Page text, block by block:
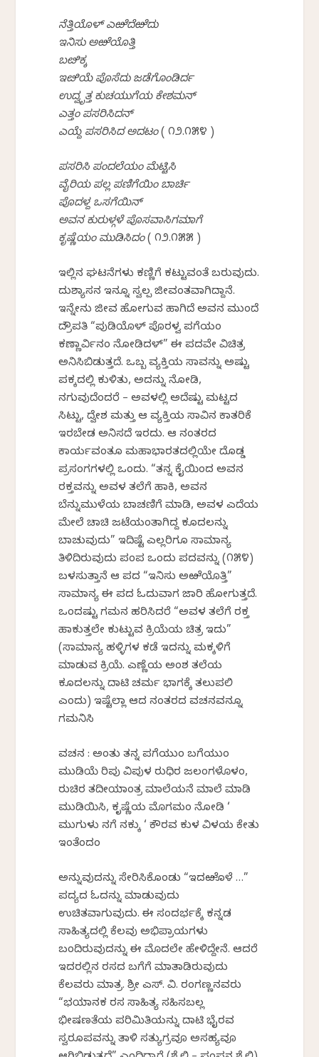
ನೆತ್ತಿಯೊಳ್ ಎಱೆದೆಱೆದು
ಇನಿಸು ಅಱೆಯೊತ್ತಿ
ಬೞಿಕ್ಕ
ಇೞಿಯೆ ಪೊಸೆದು ಜಡೆಗೊಂಡಿರ್ದ
ಉದ್ವೃತ್ತ ಕುಚಯುಗೆಯ ಕೇಶಮನ್
ಎತ್ತಂ ಪಸರಿಸಿದನ್
ಎಯ್ದೆ ಪಸರಿಸಿದ ಅದಟಂ( ೧೨.೧೫೪ )
ಪಸರಿಸಿ ಪಂದಲೆಯಂ ಮೆಟ್ಟಿಸಿ
ವೈರಿಯ ಪಲ್ಲ ಪಣಿಗೆಯಿಂ ಬಾರ್ಚಿ
ಪೊದಳ್ದ ಒಸಗೆಯಿನ್
ಅವನ ಕುರುಳ್ಗಳೆ ಪೊಸವಾಸಿಗಮಾಗೆ
ಕೃಷ್ಣೆಯಂ ಮುಡಿಸಿದಂ( ೧೨.೧೫೫ )
ಇಲ್ಲಿನ ಘಟನೆಗಳು ಕಣ್ಣಿಗೆ ಕಟ್ಟುವಂತೆ ಬರುವುದು.
ದುಶ್ಯಾಸನ ಇನ್ನೂ ಸ್ವಲ್ಪ ಜೀವಂತವಾಗಿದ್ದಾನೆ.
ಇನ್ನೇನು ಜೀವ ಹೋಗುವ ಹಾಗಿದೆ ಅವನ ಮುಂದೆ
ದ್ರೌಪತಿ “ಪುಡಿಯೊಳ್ ಪೊರಳ್ವ ಪಗೆಯಂ
ಕಣ್ಣಾರ್ವಿನಂ ನೋಡಿದಳ್” ಈ ಪದವೇ ವಿಚಿತ್ರ
ಅನಿಸಿಬಿಡುತ್ತದೆ. ಒಬ್ಬ ವ್ಯಕ್ತಿಯ ಸಾವನ್ನು ಅಷ್ಟು
ಪಕ್ಕದಲ್ಲಿ ಕುಳಿತು, ಅದನ್ನು ನೋಡಿ,
ನಗುವುದೆಂದರೆ – ಅವಳಲ್ಲಿ ಅದೆಷ್ಟು ಮಟ್ಟದ
ಸಿಟ್ಟು, ದ್ವೇಶ ಮತ್ತು ಆ ವ್ಯಕ್ತಿಯ ಸಾವಿನ ಕಾತರಿಕೆ
ಇರಬೇಡ ಅನಿಸದೆ ಇರದು. ಆ ನಂತರದ
ಕಾರ್ಯವಂತೂ ಮಹಾಭಾರತದಲ್ಲಿಯೇ ದೊಡ್ಡ
ಪ್ರಸಂಗಗಳಲ್ಲಿ ಒಂದು. “ತನ್ನ ಕೈಯಿಂದ ಅವನ
ರಕ್ತವನ್ನು ಅವಳ ತಲೆಗೆ ಹಾಕಿ, ಅವನ
ಬೆನ್ನುಮುಳೆಯ ಬಾಚಣಿಗೆ ಮಾಡಿ, ಅವಳ ಎದೆಯ
ಮೇಲೆ ಚಾಚಿ ಜಟೆಯಂತಾಗಿದ್ದ ಕೂದಲನ್ನು
ಬಾಚುವುದು” ಇದಿಷ್ಟೆ ಎಲ್ಲರಿಗೂ ಸಾಮಾನ್ಯ
ತಿಳಿದಿರುವುದು ಪಂಪ ಒಂದು ಪದವನ್ನು (೧೫೪)
ಬಳಸುತ್ತಾನೆ ಆ ಪದ “ಇನಿಸು ಅಱೆಯೊತ್ತಿ”
ಸಾಮಾನ್ಯ ಈ ಪದ ಓದುವಾಗ ಜಾರಿ ಹೋಗುತ್ತದೆ.
ಒಂದಷ್ಟು ಗಮನ ಹರಿಸಿದರೆ “ಅವಳ ತಲೆಗೆ ರಕ್ತ
ಹಾಕುತ್ತಲೇ ಕುಟ್ಟುವ ಕ್ರಿಯೆಯ ಚಿತ್ರ ಇದು”
(ಸಾಮಾನ್ಯ ಹಳ್ಳಿಗಳ ಕಡೆ ಇದನ್ನು ಮಕ್ಕಳಿಗೆ
ಮಾಡುವ ಕ್ರಿಯೆ. ಎಣ್ಣೆಯ ಅಂಶ ತಲೆಯ
ಕೂದಲನ್ನು ದಾಟಿ ಚರ್ಮ ಭಾಗಕ್ಕೆ ತಲುಪಲಿ
ಎಂದು) ಇಷ್ಟೆಲ್ಲಾ ಆದ ನಂತರದ ವಚನವನ್ನೂ
ಗಮನಿಸಿ
ವಚನ : ಅಂತು ತನ್ನ ಪಗೆಯುಂ ಬಗೆಯುಂ
ಮುಡಿಯೆ ರಿಪು ವಿಪುಳ ರುಧಿರ ಜಲಂಗಳೊಳಂ,
ರುಚಿರ ತದೀಯಾಂತ್ರ ಮಾಲೆಯನೆ ಮಾಲೆ ಮಾಡಿ
ಮುಡಿಯಿಸಿ, ಕೃಷ್ಣೆಯ ಮೊಗಮಂ ನೋಡಿ ‘
ಮುಗುಳು ನಗೆ ನಕ್ಕು ‘ ಕೌರವ ಕುಳ ವಿಳಯ ಕೇತು
ಇಂತೆಂದಂ
ಅನ್ನುವುದನ್ನು ಸೇರಿಸಿಕೊಂಡು “ಇದಱೊಳೆ …”
ಪದ್ಯದ ಓದನ್ನು ಮಾಡುವುದು
ಉಚಿತವಾಗುವುದು. ಈ ಸಂದರ್ಭಕ್ಕೆ ಕನ್ನಡ
ಸಾಹಿತ್ಯದಲ್ಲಿ ಕೆಲವು ಅಭಿಪ್ರಾಯಗಳು
ಬಂದಿರುವುದನ್ನು ಈ ಮೊದಲೇ ಹೇಳಿದ್ದೇನೆ. ಆದರೆ
ಇದರಲ್ಲಿನ ರಸದ ಬಗೆಗೆ ಮಾತಾಡಿರುವುದು
ಕೆಲವರು ಮಾತ್ರ. ಶ್ರೀ ಎಸ್. ವಿ. ರಂಗಣ್ಣನವರು
“ಭಯಾನಕ ರಸ ಸಾಹಿತ್ಯ ಸಹಿಸಬಲ್ಲ
ಭೀಷಣತೆಯ ಪರಿಮಿತಿಯನ್ನು ದಾಟಿ ಭೈರವ
ಸ್ವರೂಪವನ್ನು ತಾಳಿ ಸತ್ಯುಗ್ರವೂ ಅಸಹ್ಯವೂ